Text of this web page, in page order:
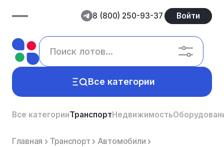
8 (800) 250-93-37 Войти
Все категории
Все категорииТранспортНедвижимость
Главная Транспорт
Автомобили